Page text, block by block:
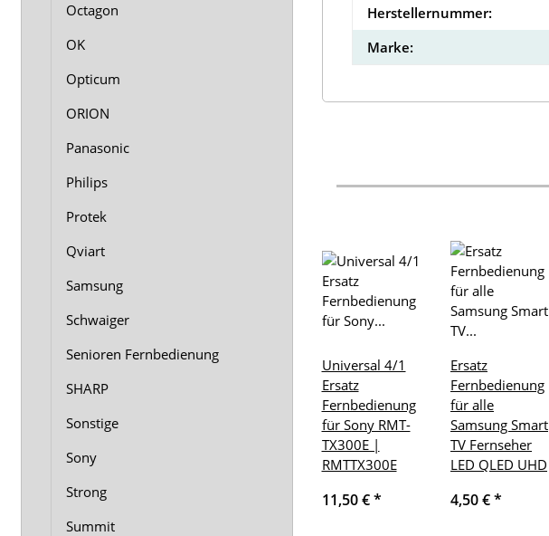
Herstellernummer:
Marke:
Universal 4/1
Ersatz
Fernbedienung
für Sony RMT-
TX300E |
RMTTX300E
11,50 €*
Ersatz
Fernbedienung
für alle
Samsung Smart
TV Fernseher
LED QLED UHD
4,50 €*
Octagon
OK
Opticum
ORION
Panasonic
Philips
Protek
Qviart
Samsung
Schwaiger
Senioren Fernbedienung
SHARP
Sonstige
Sony
Strong
Summit